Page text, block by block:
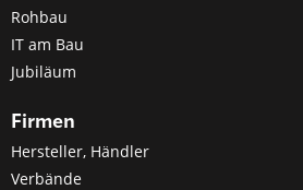
Rohbau
IT am Bau
Jubiläum
Firmen
Hersteller, Händler
Verbände